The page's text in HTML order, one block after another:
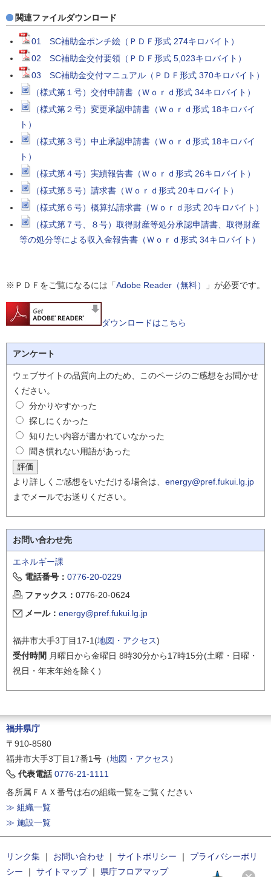
関連ファイルダウンロード
01 SC補助金ポンチ絵（ＰＤＦ形式 274キロバイト）
02 SC補助金交付要領（ＰＤＦ形式 5,023キロバイト）
03 SC補助金交付マニュアル（ＰＤＦ形式 370キロバイト）
（様式第１号）交付申請書（Ｗｏｒｄ形式 34キロバイト）
（様式第２号）変更承認申請書（Ｗｏｒｄ形式 18キロバイ
ト）
（様式第３号）中止承認申請書（Ｗｏｒｄ形式 18キロバイ
ト）
（様式第４号）実績報告書（Ｗｏｒｄ形式 26キロバイト）
（様式第５号）請求書（Ｗｏｒｄ形式 20キロバイト）
（様式第６号）概算払請求書（Ｗｏｒｄ形式 20キロバイト）
（様式第７号、８号）取得財産等処分承認申請書、取得財産
等の処分等による収入金報告書（Ｗｏｒｄ形式 34キロバイト）
※ＰＤＦをご覧になるには「Adobe Reader（無料） 」が必要です。
ダウンロードはこちら
アンケート
ウェブサイトの品質向上のため、このページのご感想をお聞かせ
ください。
分かりやすかった
探しにくかった
知りたい内容が書かれていなかった
聞き慣れない用語があった
より詳しくご感想をいただける場合は、 energy@pref.fukui.lg.jp
までメールでお送りください。
お問い合わせ先
エネルギー課
電話番号： 0776-20-0229
ファックス： 0776-20-0624
メール： energy@pref.fukui.lg.jp
福井市大手3丁目17-1(地図・アクセス)
受付時間 月曜日から金曜日 8時30分から17時15分(土曜・日曜・
祝日・年末年始を除く）
福井県庁
〒910-8580
福井市大手3丁目17番1号（地図・アクセス ）
代表電話 0776-21-1111
各所属ＦＡＸ番号は右の組織一覧をご覧ください
≫ 組織一覧
≫ 施設一覧
リンク集 ｜ お問い合わせ ｜ サイトポリシー ｜
プライバシーポリ
シー ｜ サイトマップ｜ 県庁フロアマップ